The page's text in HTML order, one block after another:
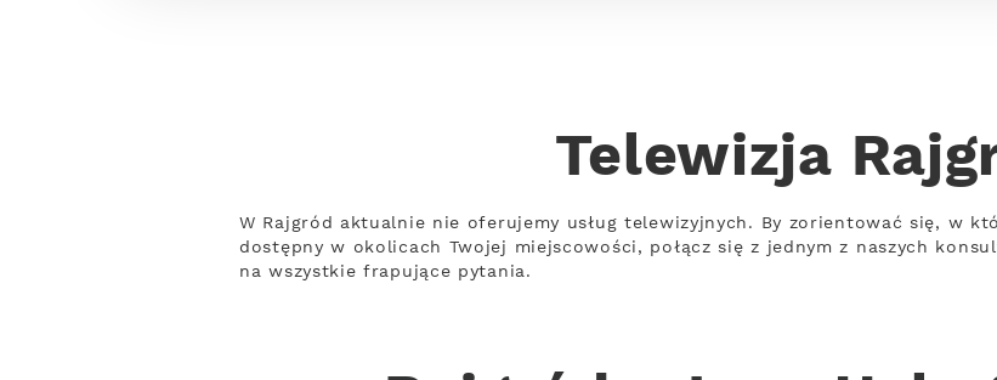
Telewizja
W Rajgród aktualnie nie oferujemy usług telewizyjnych. By zorientować się, w
dostępny w okolicach Twojej miejscowości, połącz się z jednym z naszych
na wszystkie frapujące pytania.